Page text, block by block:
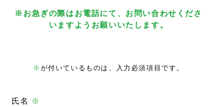
※お急ぎの際はお電話にて、お問い合わせくださ
いますようお願いいたします。
※ が付いているものは、入力必須項目です。
氏名 ※